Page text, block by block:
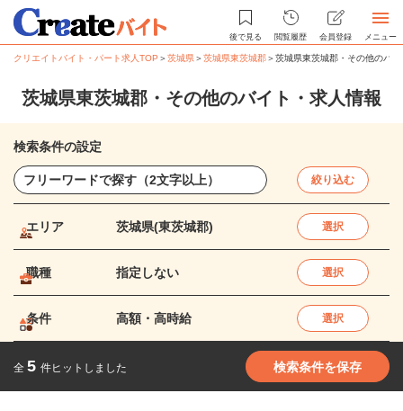
後で見る 閲覧履歴 会員登録 メニュー
クリエイトバイト・パート求人TOP ＞茨城県＞茨城県東茨城郡＞茨城県東茨城郡・その他のバ
茨城県東茨城郡・その他のバイト・求人情報
検索条件の設定
絞り込む
エリア 茨城県(東茨城郡) 選択
職種 指定しない 選択
条件 高額・高時給 選択
全 5 件ヒットしました 検索条件を保存